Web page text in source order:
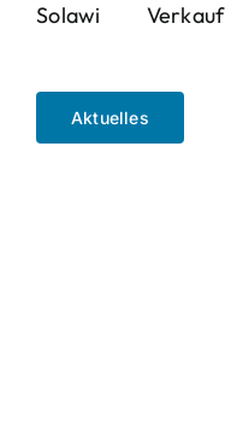
Solawi Verkauf
Aktuelles